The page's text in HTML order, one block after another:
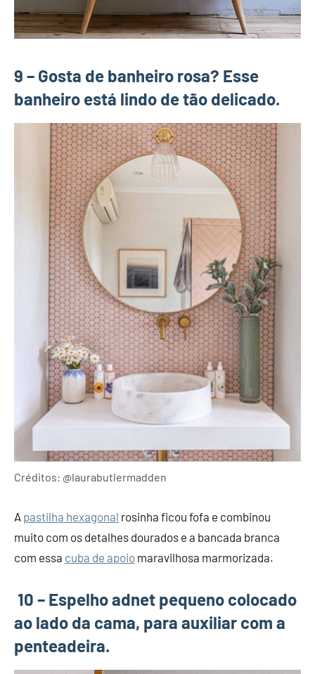
9 – Gosta de banheiro rosa? Esse
banheiro está lindo de tão delicado.
Créditos: @laurabutlermadden
A pastilha hexagonal rosinha ficou fofa e combinou
muito com os detalhes dourados e a bancada branca
com essa cuba de apoio maravilhosa marmorizada.
10 – Espelho adnet pequeno colocado
ao lado da cama, para auxiliar com a
penteadeira.